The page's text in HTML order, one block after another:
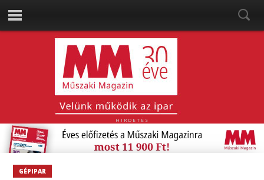
HIRDETÉS
GÉPIPAR